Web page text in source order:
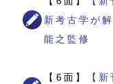
新考古学が
能之監修
【6面】
【